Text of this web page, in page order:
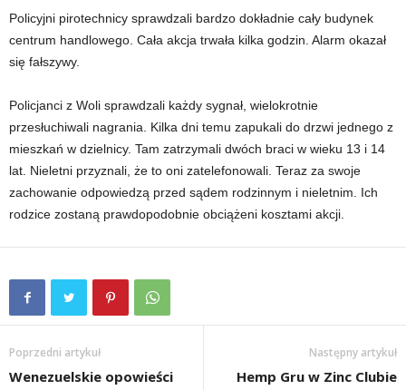
Policyjni pirotechnicy sprawdzali bardzo dokładnie cały budynek
centrum handlowego. Cała akcja trwała kilka godzin. Alarm okazał
się fałszywy.
Policjanci z Woli sprawdzali każdy sygnał, wielokrotnie
przesłuchiwali nagrania. Kilka dni temu zapukali do drzwi jednego z
mieszkań w dzielnicy. Tam zatrzymali dwóch braci w wieku 13 i 14
lat. Nieletni przyznali, że to oni zatelefonowali. Teraz za swoje
zachowanie odpowiedzą przed sądem rodzinnym i nieletnim. Ich
rodzice zostaną prawdopodobnie obciążeni kosztami akcji.
Poprzedni artykuł
Wenezuelskie opowieści
Następny artykuł
Hemp Gru w Zinc Clubie